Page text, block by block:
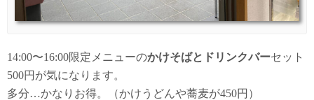
14:00〜16:00限定メニューのかけそばとドリンクバーセット
500円が気になります。
多分…かなりお得。（かけうどんや蕎麦が450円）